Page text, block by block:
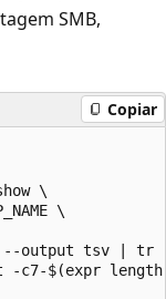
SMB,
Copiar
\
\
output tsv | tr
-c7-$(expr length